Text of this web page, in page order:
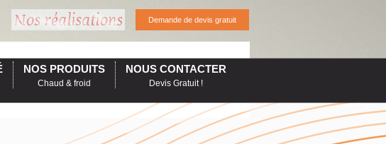
Demande de devis gratuit
NOS PRODUITS
Chaud & froid
NOUS CONTACTER
Devis Gratuit !